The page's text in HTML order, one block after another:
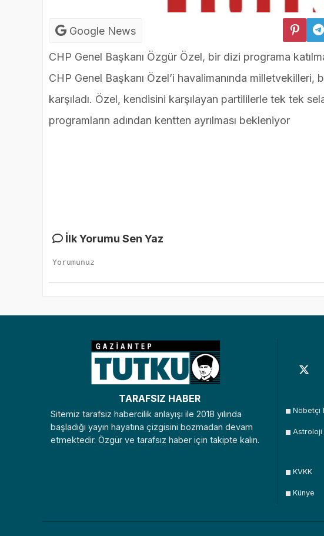
Google News
CHP Genel Başkanı Özgür Özel, bir dizi programa
CHP Genel Başkanı Özel’i havalimanında
karşıladı. Özel, kendisini karşılayan partililerle tek tek
programların adından kentten ayrılması bekleniyor
İlk Yorumu Sen Yaz
TARAFSIZ HABER
Sitemiz tarafsız habercilik anlayışı ile 2018 yılında
başladığı yayın hayatına çizgisini bozmadan devam
etmektedir. Özgür ve tarafsız haber için takipte kalın.
Nöbetçi
Astroloji
KVKK
Künye